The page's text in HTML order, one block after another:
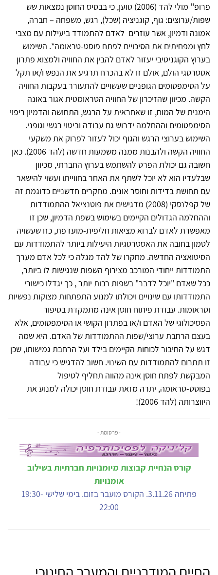
פרופ'' מולי להד (2006) טוען, כי בבסיס החוסן נמצאות שש
שפות/ערוצים: גוף, קוגניציה (שכל), רגש, משפחה – חברה,
אמונה ודמיון, אשר עוזרים לאדם להתמודד ביעילות עם מצבי
לחץ ומפחיתים את הסיכויים לפתח פוסט-טראומה*. השימוש
בערוץ הקוגניטיבי יעזור לאדם להבין את החוויה ולמצוא פתרון
אסטרטגי הולם, אולם זו לא בהכרח תרגיע את הנפש ו/או תקל
על הסימפטומים הגופניים שעשויים להתעורר בעקבות החוויה
הקשה. מכיוון שהזיכרון של החוויה הטראומטית אגור באונה
הימנית של המוח, זו שאחראית על הרגש, התחושה והדמיון ריפוי
הסימפטומים וההחלמה ידרוש גם עבודה וביטוי רגשי וגופני.
השימוש בערוצי הרגש והגוף יכול לעזור לפרוק את משקעי
החוויה הקשה ולהבנות ממנה משמעות חדשה (להד 2006). כאן
חשובה גם יכולת הפרט להשתמש בערוץ החברתי, מכיוון
שבלעדיו הוא לא יוכל לשתף את האחר בחווייתו ועשוי להישאר
עם תחושת בדידות וחוסר אונים. מחקרים חדשניים כדוגמת זה
של קפלנסקי (2008) מדגישים את פוטנציאל ההתמודדות
וההחלמה הגדולים הקיימים בשימוש בשפת הדמיון, שכן זו
מאפשרת לאדם לברוא מציאות חליפית-מועדפת, כזו שעשויה
לטמון בחובה את האסטרטגיות היעילות ביותר להתמודדות עם
הסיטואציה החדשה. מחקרו של להד מגלה כי לכל אדם מערך
התמודדות ייחודי המורכב מצירוף השפות שנגישות לו ביותר,
ככל שאדם "יוכל לדבר" בשפות רבות יותר , כך יגדלו כישורי
התמודדותו עם שינויים ויכולתו למנוע התפתחות מצוקות נפשיות
וטראומות. עבודת פיתוח חוסן אינה מתמקדת בסיפור
הפסיכולוגי של האדם ו/או בפתרון הקושי או הסימפטומים, אלא
בעצם הרחבת ערוצי/שפות ההתמודדות של האדם. היא שמה
דגש על החיבור לכוחות הקיימים בילד ועל הרחבת גמישותו, שכן
זו תתרום להתמודדות עם השינוי. חשוב להדגיש כי עבודה
המבקשת לפתח חוסן אינה מהווה תחליף לטיפול
בפוסט-טראומה, יתרה מזאת עבודת חוסן יכולה למנוע את
היווצרותה (להד 2006)!
- פרסומת -
קורס הנחיית קבוצות מיומנויות חברתיות בשילוב
אומנויות
פתיחה 3.11.26. הקורס מועבר בזום. בימי שלישי 19:30-
22:00